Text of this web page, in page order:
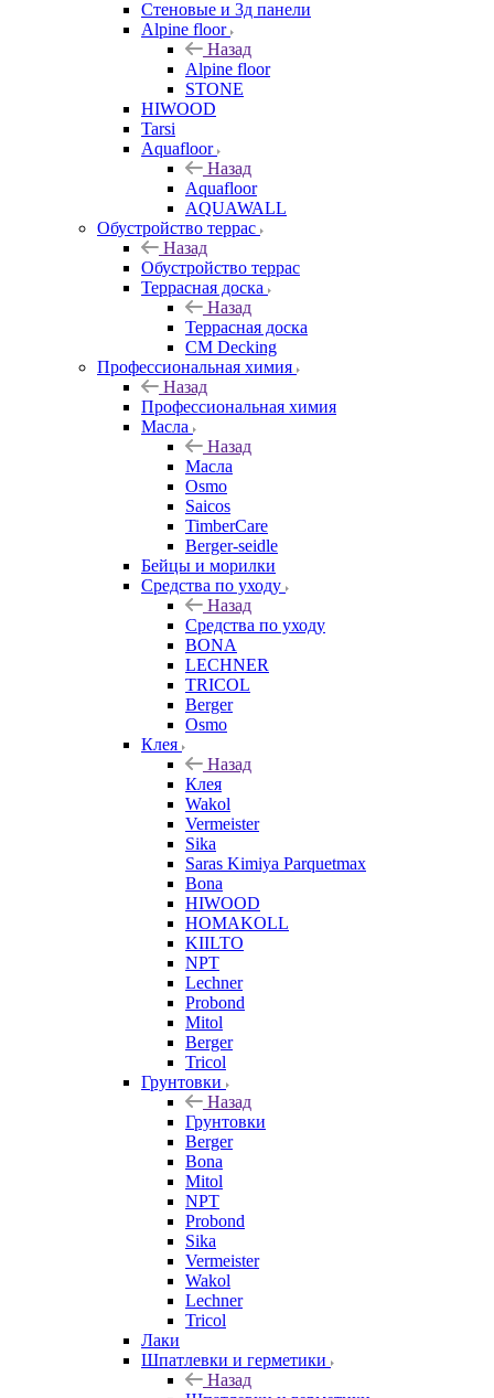
Стеновые и 3д панели
Alpine floor
Назад
Alpine floor
STONE
HIWOOD
Tarsi
Aquafloor
Назад
Aquafloor
AQUAWALL
Обустройство террас
Назад
Обустройство террас
Террасная доска
Назад
Террасная доска
CM Decking
Профессиональная химия
Назад
Профессиональная химия
Масла
Назад
Масла
Osmo
Saicos
TimberCare
Berger-seidle
Бейцы и морилки
Средства по уходу
Назад
Средства по уходу
BONA
LECHNER
TRICOL
Berger
Osmo
Клея
Назад
Клея
Wakol
Vermeister
Sika
Saras Kimiya Parquetmax
Bona
HIWOOD
HOMAKOLL
KIILTO
NPT
Lechner
Probond
Mitol
Berger
Tricol
Грунтовки
Назад
Грунтовки
Berger
Bona
Mitol
NPT
Probond
Sika
Vermeister
Wakol
Lechner
Tricol
Лаки
Шпатлевки и герметики
Назад